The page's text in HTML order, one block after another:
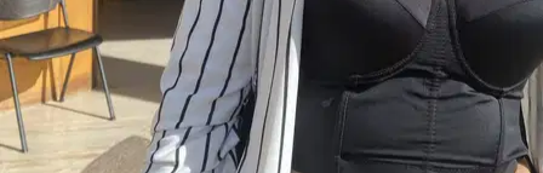
5,0·3 recensioni
Roma, 00161
a 1,5 km di distanza